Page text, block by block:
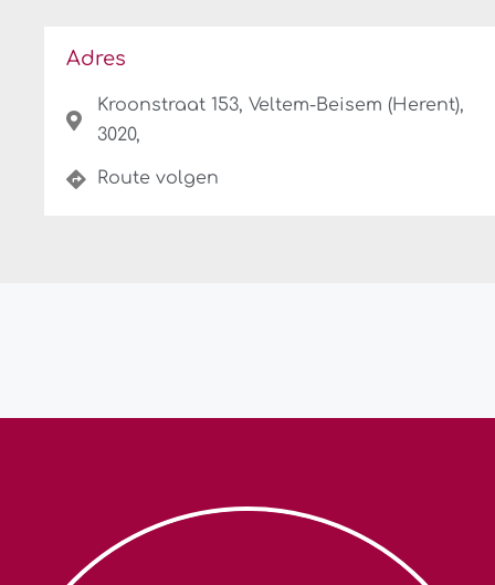
Adres
Kroonstraat 153, Veltem-Beisem (Herent),
3020,
Route volgen